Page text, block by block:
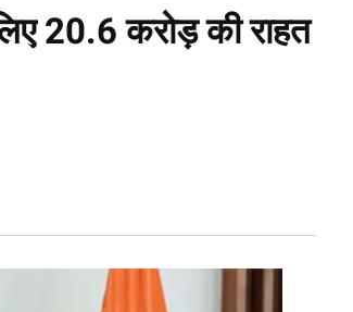
20.6 करोड़ की राहत